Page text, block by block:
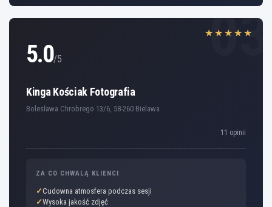
03
★★★★★
5.0/5
Kinga Kościak Fotografia
Bolesława Chrobrego 13/6, 58-260 Bielawa
11 opinii
ZA CO CHWALĄ KLIENCI
Cudowna atmosfera podczas sesji
Wysoka jakość zdjęć